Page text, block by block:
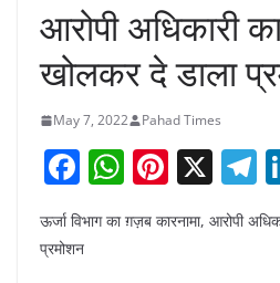
आरोपी अधिकारी
खोलकर दे डाला
May 7, 2022 Pahad Times
F
c
W
at
Pi
er
X T
el
e
ऊर्जा विभाग का ग़ज़ब कारनामा, आरोपी
प्रमोशन